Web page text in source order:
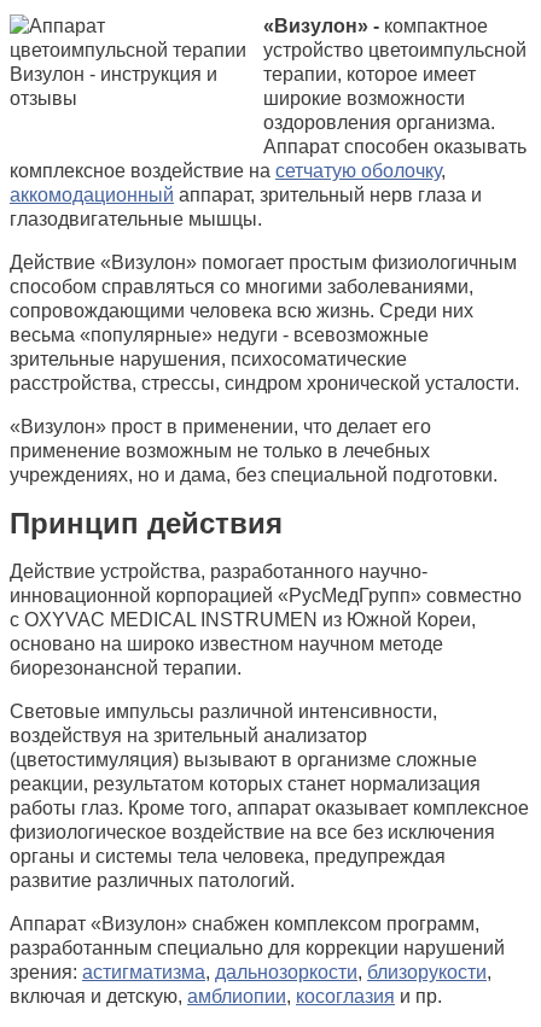
«Визулон» - компактное
устройство цветоимпульсной
терапии, которое имеет
широкие возможности
оздоровления организма.
Аппарат способен оказывать
комплексное воздействие на сетчатую оболочку,
аккомодационный аппарат, зрительный нерв глаза и
глазодвигательные мышцы.
Действие «Визулон» помогает простым физиологичным
способом справляться со многими заболеваниями,
сопровождающими человека всю жизнь. Среди них
весьма «популярные» недуги - всевозможные
зрительные нарушения, психосоматические
расстройства, стрессы, синдром хронической усталости.
«Визулон» прост в применении, что делает его
применение возможным не только в лечебных
учреждениях, но и дама, без специальной подготовки.
Принцип действия
Действие устройства, разработанного научно-
инновационной корпорацией «РусМедГрупп» совместно
с OXYVAC MEDICAL INSTRUMEN из Южной Кореи,
основано на широко известном научном методе
биорезонансной терапии.
Световые импульсы различной интенсивности,
воздействуя на зрительный анализатор
(цветостимуляция) вызывают в организме сложные
реакции, результатом которых станет нормализация
работы глаз. Кроме того, аппарат оказывает комплексное
физиологическое воздействие на все без исключения
органы и системы тела человека, предупреждая
развитие различных патологий.
Аппарат «Визулон» снабжен комплексом программ,
разработанным специально для коррекции нарушений
зрения: астигматизма, дальнозоркости, близорукости,
включая и детскую, амблиопии, косоглазия и пр.